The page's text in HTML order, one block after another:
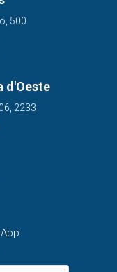
500
d'Oeste
2233